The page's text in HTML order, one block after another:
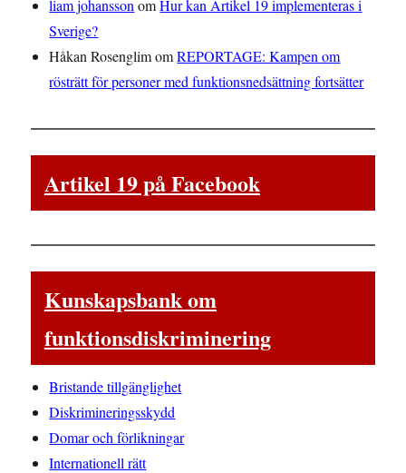
liam johanssonomHur kan Artikel 19 implementeras i
Sverige?
Håkan RosenglimomREPORTAGE: Kampen om
rösträtt för personer med funktionsnedsättning fortsätter
Artikel 19 på Facebook
Kunskapsbank om
funktionsdiskriminering
Bristande tillgänglighet
Diskrimineringsskydd
Domar och förlikningar
Internationell rätt